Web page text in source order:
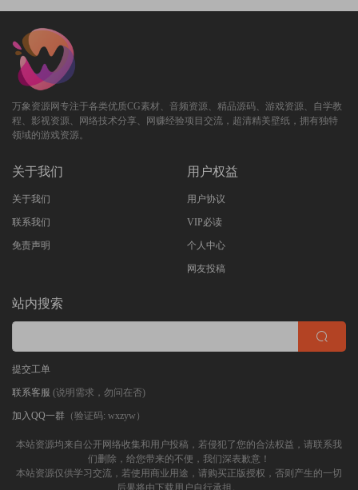
万象资源网专注于各类优质CG素材、音频资源、精品源码、游戏资源、自学教
程、影视资源、网络技术分享、网赚经验项目交流，超清精美壁纸，拥有独特
领域的游戏资源。
关于我们
关于我们
联系我们
免责声明
用户权益
用户协议
VIP必读
个人中心
网友投稿
站内搜索
提交工单
联系客服 (说明需求，勿问在否)
加入QQ一群 （验证码: wxzyw）
本站资源均来自公开网络收集和用户投稿，若侵犯了您的合法权益，请联系我
们删除，给您带来的不便，我们深表歉意！
本站资源仅供学习交流，若使用商业用途，请购买正版授权，否则产生的一切